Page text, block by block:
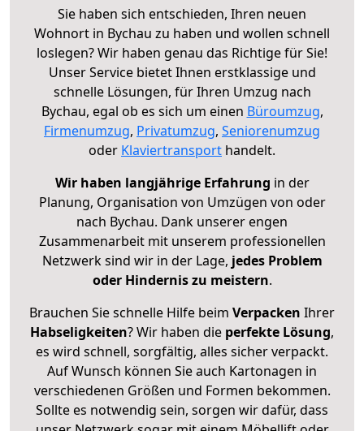
Sie haben sich entschieden, Ihren neuen
Wohnort in Bychau zu haben und wollen schnell
loslegen? Wir haben genau das Richtige für Sie!
Unser Service bietet Ihnen erstklassige und
schnelle Lösungen, für Ihren Umzug nach
Bychau, egal ob es sich um einen Büroumzug,
Firmenumzug, Privatumzug, Seniorenumzug
oder Klaviertransport handelt.
Wir haben langjährige Erfahrung in der
Planung, Organisation von Umzügen von oder
nach Bychau. Dank unserer engen
Zusammenarbeit mit unserem professionellen
Netzwerk sind wir in der Lage, jedes Problem
oder Hindernis zu meistern.
Brauchen Sie schnelle Hilfe beim Verpacken Ihrer
Habseligkeiten? Wir haben die perfekte Lösung,
es wird schnell, sorgfältig, alles sicher verpackt.
Auf Wunsch können Sie auch Kartonagen in
verschiedenen Größen und Formen bekommen.
Sollte es notwendig sein, sorgen wir dafür, dass